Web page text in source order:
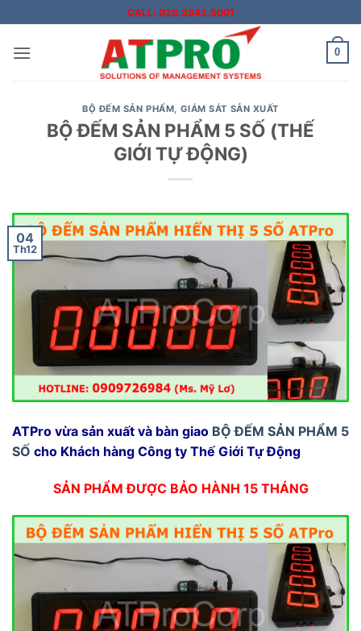
qua
nội
CALL: 028.3842.5001
0
BỘ ĐẾM SẢN PHẨM, GIÁM SÁT SẢN XUẤT
BỘ ĐẾM SẢN PHẨM 5 SỐ (THẾ
GIỚI TỰ ĐỘNG)
04
Th12
ATPro vừa sản xuất và bàn giao BỘ ĐẾM SẢN PHẨM 5
SỐ cho Khách hàng Công ty Thế Giới Tự Động
SẢN PHẨM ĐƯỢC BẢO HÀNH 15 THÁNG